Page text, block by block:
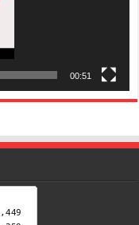
00:51